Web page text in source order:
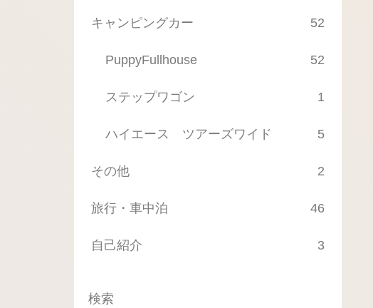
キャンピングカー 52
PuppyFullhouse 52
ステップワゴン 1
ハイエース ツアーズワイド 5
その他 2
旅行・車中泊 46
自己紹介 3
検索